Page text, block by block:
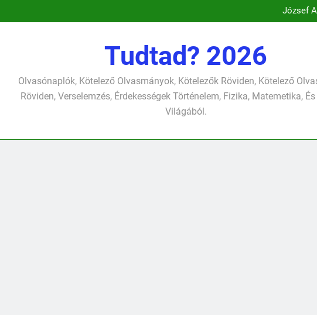
József
Csokonai Vitéz Mihály: A dél
Tudtad? 2026
Olvasónaplók, Kötelező Olvasmányok, Kötelezők Röviden, Kötelező
Röviden, Verselemzés, Érdekességek Történelem, Fizika, Matemetika,
Világából.